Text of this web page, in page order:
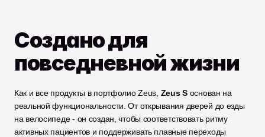
Создано для
повседневной жизни
Как и все продукты в портфолио Zeus, Zeus S основан на
реальной функциональности. От открывания дверей до езды
на велосипеде - он создан, чтобы соответствовать ритму
активных пациентов и поддерживать плавные переходы